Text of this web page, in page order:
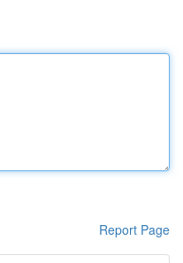
Report Page